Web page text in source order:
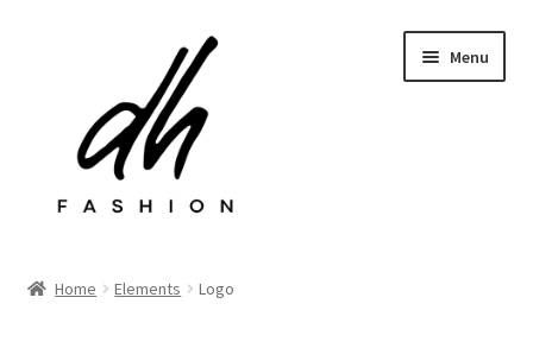
Menu
Home Elements Logo